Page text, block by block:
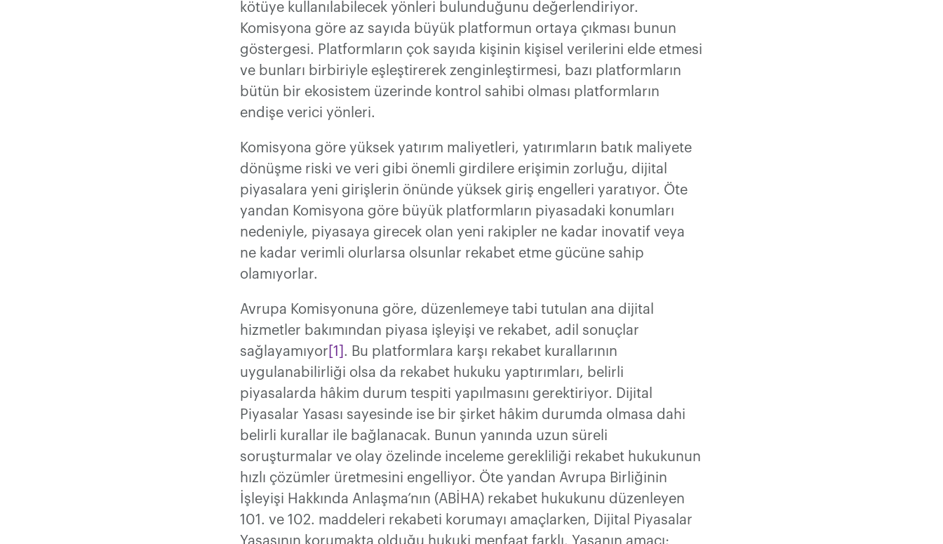
kötüye kullanılabilecek yönleri bulunduğunu değerlendiriyor.
Komisyona göre az sayıda büyük platformun ortaya çıkması bunun
göstergesi. Platformların çok sayıda kişinin kişisel verilerini elde etmesi
ve bunları birbiriyle eşleştirerek zenginleştirmesi, bazı platformların
bütün bir ekosistem üzerinde kontrol sahibi olması platformların
endişe verici yönleri.
Komisyona göre yüksek yatırım maliyetleri, yatırımların batık maliyete
dönüşme riski ve veri gibi önemli girdilere erişimin zorluğu, dijital
piyasalara yeni girişlerin önünde yüksek giriş engelleri yaratıyor. Öte
yandan Komisyona göre büyük platformların piyasadaki konumları
nedeniyle, piyasaya girecek olan yeni rakipler ne kadar inovatif veya
ne kadar verimli olurlarsa olsunlar rekabet etme gücüne sahip
olamıyorlar.
Avrupa Komisyonuna göre, düzenlemeye tabi tutulan ana dijital
hizmetler bakımından piyasa işleyişi ve rekabet, adil sonuçlar
sağlayamıyor [1] . Bu platformlara karşı rekabet kurallarının
uygulanabilirliği olsa da rekabet hukuku yaptırımları, belirli
piyasalarda hâkim durum tespiti yapılmasını gerektiriyor. Dijital
Piyasalar Yasası sayesinde ise bir şirket hâkim durumda olmasa dahi
belirli kurallar ile bağlanacak. Bunun yanında uzun süreli
soruşturmalar ve olay özelinde inceleme gerekliliği rekabet hukukunun
hızlı çözümler üretmesini engelliyor. Öte yandan Avrupa Birliğinin
İşleyişi Hakkında Anlaşma’nın (ABİHA) rekabet hukukunu düzenleyen
101. ve 102. maddeleri rekabeti korumayı amaçlarken, Dijital Piyasalar
Yasasının korumakta olduğu hukuki menfaat farklı. Yasanın amacı;